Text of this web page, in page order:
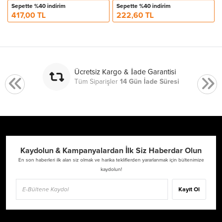
Sepette %40 indirim
417,00 TL
Sepette %40 indirim
222,60 TL
Ücretsiz Kargo & İade Garantisi
Tüm Siparişler14 Gün İade Süresi
Kaydolun & Kampanyalardan İlk Siz Haberdar Olun
En son haberleri ilk alan siz olmak ve harika tekliflerden yararlanmak için bültenimize
kaydolun!
Kayıt Ol